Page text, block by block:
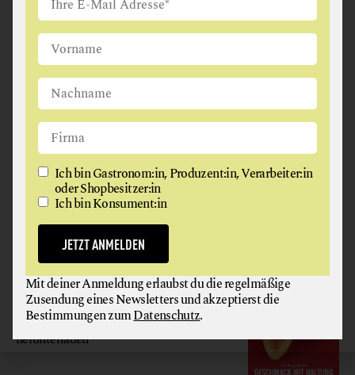
GAUMEN HOCH
MAGAZIN
Hier gratis
herunterladen
Ich bin Gastronom:in, Produzent:in, Verarbeiter:in oder
Shopbesitzer:in
Ich bin Konsument:in
JETZT ANMELDEN
Mit deiner Anmeldung erlaubst du die regelmäßige
Zusendung eines Newsletters und akzeptierst die
Bestimmungen zum Datenschutz
Ich bin Gastronom:in, Produzent:in, Verarbeiter:in
oder Shopbesitzer:in
Ich bin Konsument:in
JETZT ANMELDEN
Mit deiner Anmeldung erlaubst du die regelmäßige
Zusendung eines Newsletters und akzeptierst die
Bestimmungen zumDatenschutz.